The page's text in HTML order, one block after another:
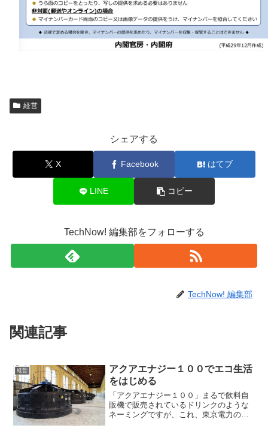
経営
シェアする
X Facebook はてブ
LINE コピー
TechNow! 編集部をフォローする
TechNow! 編集部
関連記事
経営
アクアエナジー１００でエコ生活
をはじめる
「アクアエナジー１００」まるで飲料自
販機で販売されているドリンクのような
ネーミングですが、これ、東京電力の新